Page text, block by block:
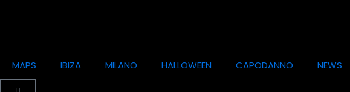
MAPS IBIZA MILANO HALLOWEEN CAPODANNO NEWS